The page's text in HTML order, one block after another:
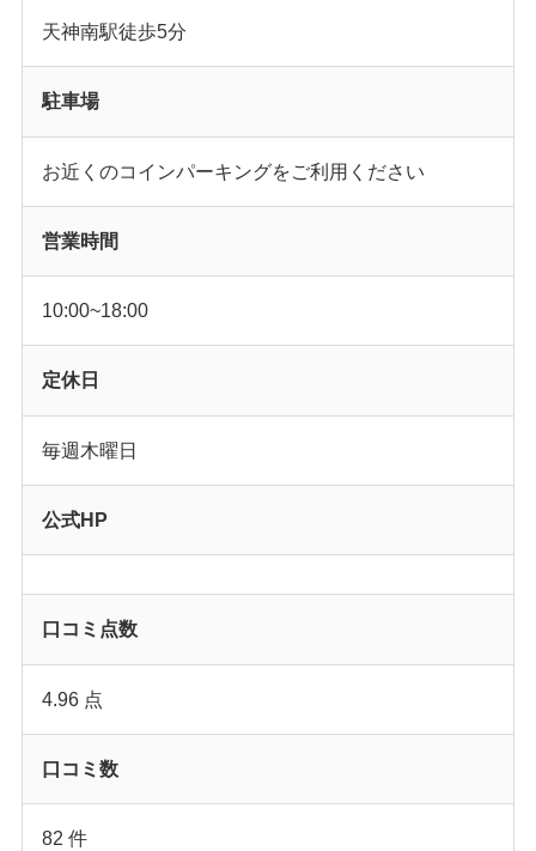
天神南駅徒歩5分
駐車場
お近くのコインパーキングをご利用ください
営業時間
10:00~18:00
定休日
毎週木曜日
公式HP
口コミ点数
4.96 点
口コミ数
82 件